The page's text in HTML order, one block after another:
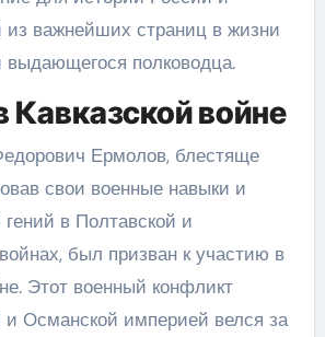
из важнейших страниц в жизни
выдающегося полководца.
Кавказской войне
Ермолов, блестяще
свои военные навыки и
гений в Полтавской и
был призван к участию в
Этот военный конфликт
Османской империей велся за